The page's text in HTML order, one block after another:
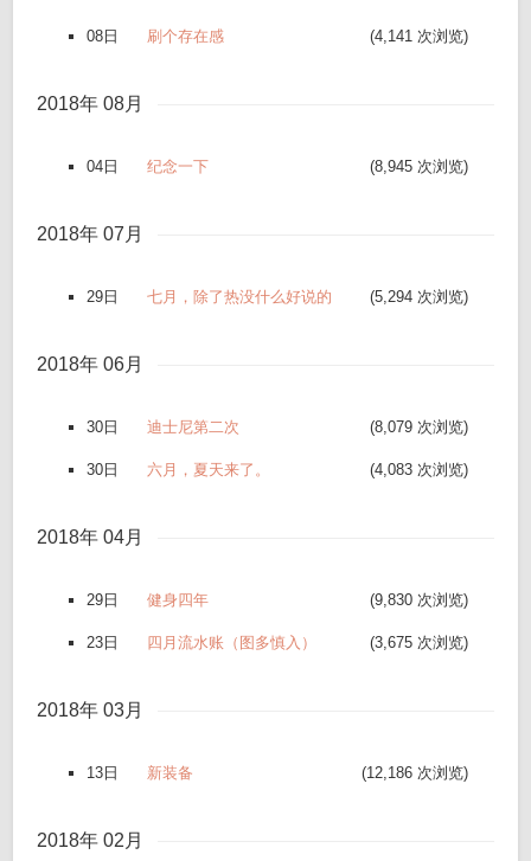
08日 刷个存在感 (4,141 次浏览)
2018年 08月
04日 纪念一下 (8,945 次浏览)
2018年 07月
29日 七月，除了热没什么好说的 (5,294 次浏览)
2018年 06月
30日 迪士尼第二次 (8,079 次浏览)
30日 六月，夏天来了。 (4,083 次浏览)
2018年 04月
29日 健身四年 (9,830 次浏览)
23日 四月流水账（图多慎入） (3,675 次浏览)
2018年 03月
13日 新装备 (12,186 次浏览)
2018年 02月